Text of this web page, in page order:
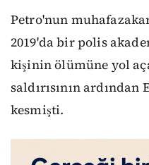
Petro'nun
2019'da bir polis
kişinin ölümüne yol
saldırısının
kesmişti.